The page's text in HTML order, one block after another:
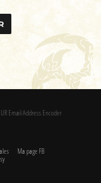
Email Address Encoder
Ma page FB